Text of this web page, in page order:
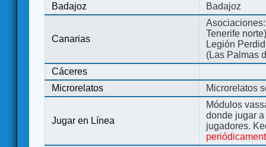
Badajoz
Badajoz
Canarias
Tenerife
Legión
(Las Palmas
Cáceres
Microrelatos
Microrelatos
Jugar en Línea
Módulos
donde jugar
jugadores.